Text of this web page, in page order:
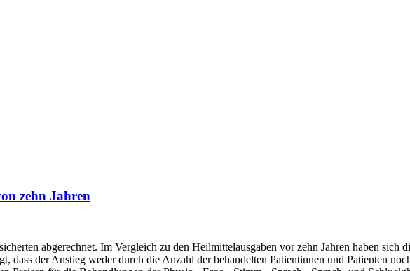
zehn Jahren
abgerechnet. Im Vergleich zu den Heilmittelausgaben vor zehn Jahren haben sich
der Anstieg weder durch die Anzahl der behandelten Patientinnen und Patienten